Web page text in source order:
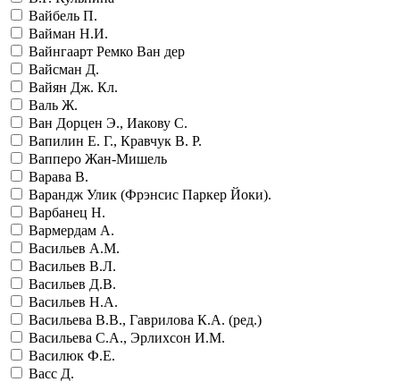
Вайбель П.
Вайман Н.И.
Вайнгаарт Ремко Ван дер
Вайсман Д.
Вайян Дж. Кл.
Валь Ж.
Ван Дорцен Э., Иакову С.
Вапилин Е. Г., Кравчук В. Р.
Вапперо Жан-Мишель
Варава В.
Варандж Улик (Фрэнсис Паркер Йоки).
Варбанец Н.
Вармердам А.
Васильев А.М.
Васильев В.Л.
Васильев Д.В.
Васильев Н.А.
Васильева В.В., Гаврилова К.А. (ред.)
Васильева С.А., Эрлихсон И.М.
Василюк Ф.Е.
Васс Д.